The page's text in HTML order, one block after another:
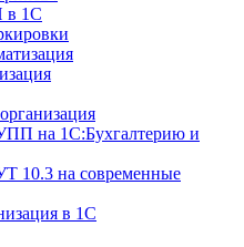
в 1С
на 1С:Бухгалтерию и
10.3 на современные
в 1С